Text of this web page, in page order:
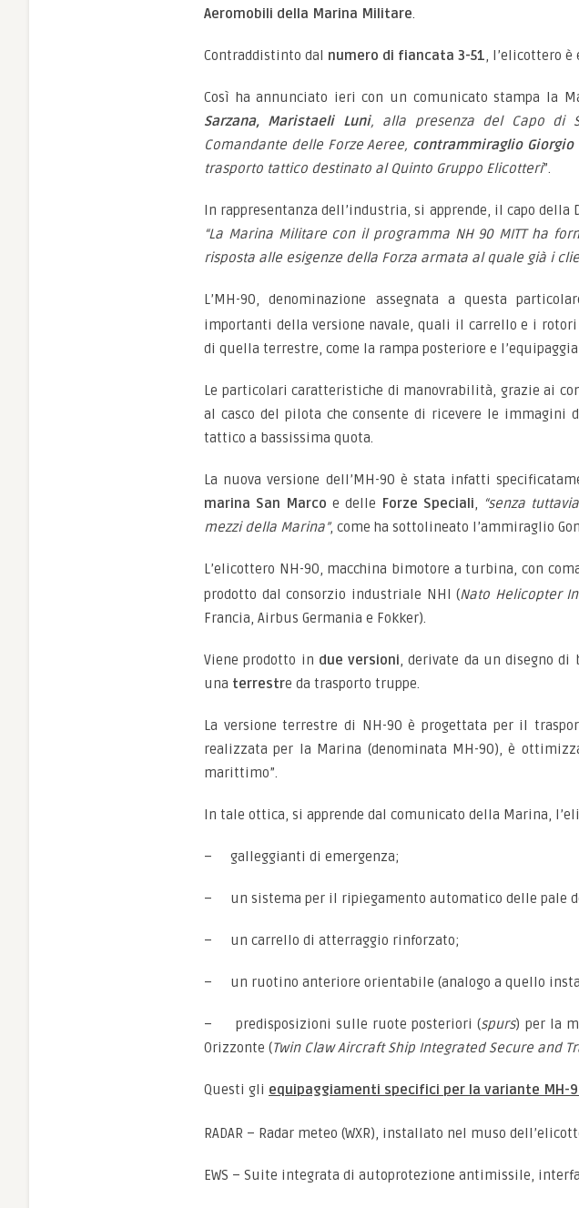
Aeromobili della Marina Militare.
Contraddistinto dal numero di fiancata 3-51, l’elicottero
Così ha annunciato ieri con un comunicato stampa la
Sarzana, Maristaeli Luni, alla presenza del Capo di
Comandante delle Forze Aeree, contrammiraglio Giorgio
trasporto tattico destinato al Quinto Gruppo Elicotteri”.
In rappresentanza dell’industria, si apprende, il capo della
“La Marina Militare con il programma NH 90 MITT ha
risposta alle esigenze della Forza armata al quale già i
L’MH-90, denominazione assegnata a questa
importanti della versione navale, quali il carrello e i
di quella terrestre, come la rampa posteriore e
Le particolari caratteristiche di manovrabilità, grazie ai
al casco del pilota che consente di ricevere le
tattico a bassissima quota.
La nuova versione dell’MH-90 è stata infatti
marina San Marco e delle Forze Speciali, “senza
mezzi della Marina”, come ha sottolineato l’ammiraglio
L’elicottero NH-90, macchina bimotore a turbina, con
prodotto dal consorzio industriale NHI (Nato Helicopter
Francia, Airbus Germania e Fokker).
Viene prodotto in due versioni, derivate da un disegno di
una terrestre da trasporto truppe.
La versione terrestre di NH-90 è progettata per il
realizzata per la Marina (denominata MH-90), è
marittimo”.
In tale ottica, si apprende dal comunicato della Marina,
– galleggianti di emergenza;
– un sistema per il ripiegamento automatico delle pale
– un carrello di atterraggio rinforzato;
– un ruotino anteriore orientabile (analogo a quello
– predisposizioni sulle ruote posteriori (spurs) per la
Orizzonte (Twin Claw Aircraft Ship Integrated Secure and
Questi gli equipaggiamenti specifici per la variante MH-
RADAR – Radar meteo (WXR), installato nel muso
EWS – Suite integrata di autoprotezione antimissile,